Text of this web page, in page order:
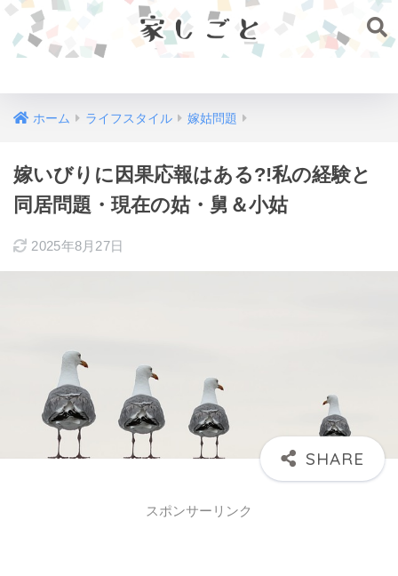
ホーム ライフスタイル 嫁姑問題
嫁いびりに因果応報はある?!私の経験と
同居問題・現在の姑・舅＆小姑
2025年8月27日
スポンサーリンク